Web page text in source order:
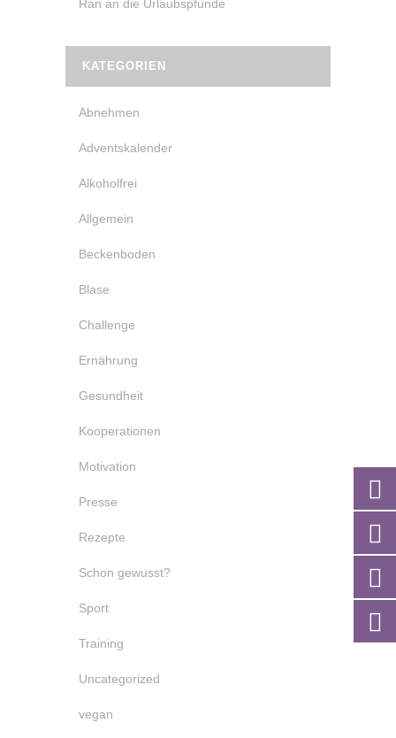
Ran an die Urlaubspfunde
KATEGORIEN
Abnehmen
Adventskalender
Alkoholfrei
Allgemein
Beckenboden
Blase
Challenge
Ernährung
Gesundheit
Kooperationen
Motivation
Presse
Rezepte
Schon gewusst?
Sport
Training
Uncategorized
vegan